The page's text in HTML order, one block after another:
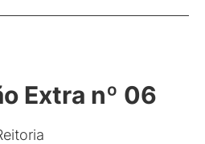
Extra nº 06